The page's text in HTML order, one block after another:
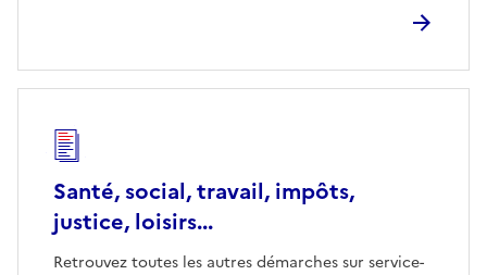
Santé, social, travail, impôts,
justice, loisirs...
Retrouvez toutes les autres démarches sur service-